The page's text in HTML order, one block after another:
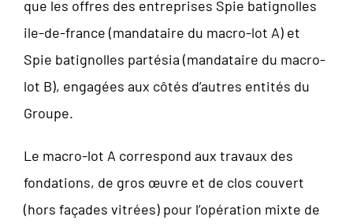
que les offres des entreprises Spie batignolles
ile-de-france (mandataire du macro-lot A) et
Spie batignolles partésia (mandataire du macro-
lot B), engagées aux côtés d’autres entités du
Groupe.
Le macro-lot A correspond aux travaux des
fondations, de gros œuvre et de clos couvert
(hors façades vitrées) pour l’opération mixte de